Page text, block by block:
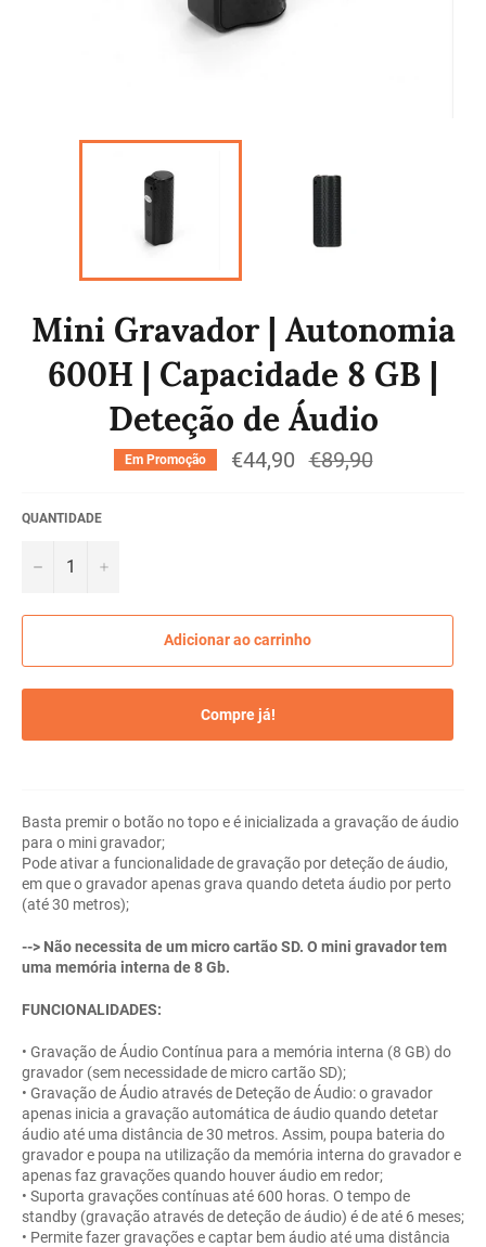
Mini Gravador | Autonomia
600H | Capacidade 8 GB |
Deteção de Áudio
Em Promoção €44,90
Preço
normal
€89,90
QUANTIDADE
− +
Adicionar ao carrinho
Compre já!
Basta premir o botão no topo e é inicializada a gravação de áudio
para o mini gravador;
Pode ativar a funcionalidade de gravação por deteção de áudio,
em que o gravador apenas grava quando deteta áudio por perto
(até 30 metros);
--> Não necessita de um micro cartão SD. O mini gravador tem
uma memória interna de 8 Gb.
FUNCIONALIDADES:
• Gravação de Áudio Contínua para a memória interna (8 GB) do
gravador (sem necessidade de micro cartão SD);
• Gravação de Áudio através de Deteção de Áudio: o gravador
apenas inicia a gravação automática de áudio quando detetar
áudio até uma distância de 30 metros. Assim, poupa bateria do
gravador e poupa na utilização da memória interna do gravador e
apenas faz gravações quando houver áudio em redor;
• Suporta gravações contínuas até 600 horas. O tempo de
standby (gravação através de deteção de áudio) é de até 6 meses;
• Permite fazer gravações e captar bem áudio até uma distância